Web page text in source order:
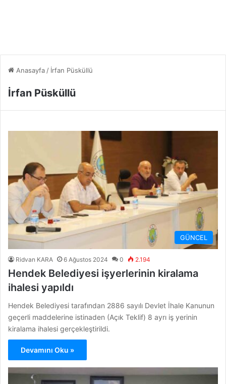
Anasayfa / İrfan Püsküllü
İrfan Püsküllü
GÜNCEL
Ridvan KARA 6 Ağustos 2024 0 2.194
Hendek Belediyesi işyerlerinin kiralama
ihalesi yapıldı
Hendek Belediyesi tarafından 2886 sayılı Devlet İhale Kanunun
geçerli maddelerine istinaden (Açık Teklif) 8 ayrı iş yerinin
kiralama ihalesi gerçekleştirildi.
Devamını Oku »